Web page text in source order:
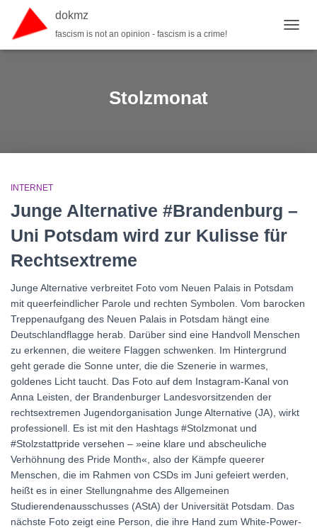
dokmz
fascism is not an opinion - fascism is a crime!
Stolzmonat
INTERNET
Junge Alternative #Brandenburg –
Uni Potsdam wird zur Kulisse für
Rechtsextreme
Junge Alternative verbreitet Foto vom Neuen Palais in Potsdam
mit queerfeindlicher Parole und rechten Symbolen. Vom barocken
Treppenaufgang des Neuen Palais in Potsdam hängt eine
Deutschlandflagge herab. Darüber sind eine Handvoll Menschen
zu erkennen, die weitere Flaggen schwenken. Im Hintergrund
geht gerade die Sonne unter, die die Szenerie in warmes,
goldenes Licht taucht. Das Foto auf dem Instagram-Kanal von
Anna Leisten, der Brandenburger Landesvorsitzenden der
rechtsextremen Jugendorganisation Junge Alternative (JA), wirkt
professionell. Es ist mit den Hashtags #Stolzmonat und
#Stolzstattpride versehen – »eine klare und abscheuliche
Verhöhnung des Pride Month«, also der Kämpfe queerer
Menschen, die im Rahmen von CSDs im Juni gefeiert werden,
heißt es in einer Stellungnahme des Allgemeinen
Studierendenausschusses (AStA) der Universität Potsdam. Das
nächste Foto zeigt eine Person, die ihre Hand zum White-Power-